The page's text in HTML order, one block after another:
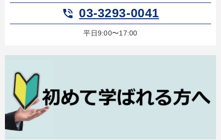
phone_in_talk 03-3293-0041
平日9:00〜17:00